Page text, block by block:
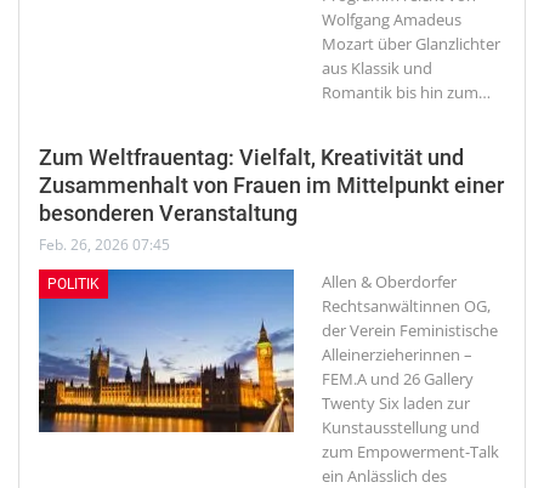
Wolfgang Amadeus
Mozart über Glanzlichter
aus Klassik und
Romantik bis hin zum…
Zum Weltfrauentag: Vielfalt, Kreativität und
Zusammenhalt von Frauen im Mittelpunkt einer
besonderen Veranstaltung
Feb. 26, 2026 07:45
POLITIK
Allen & Oberdorfer
Rechtsanwältinnen OG,
der Verein Feministische
Alleinerzieherinnen –
FEM.A und 26 Gallery
Twenty Six laden zur
Kunstausstellung und
zum Empowerment-Talk
ein Anlässlich des